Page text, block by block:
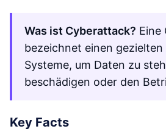
Was ist Cyberattack? Eine
bezeichnet einen
Systeme, um Daten zu
beschädigen oder den
Key Facts